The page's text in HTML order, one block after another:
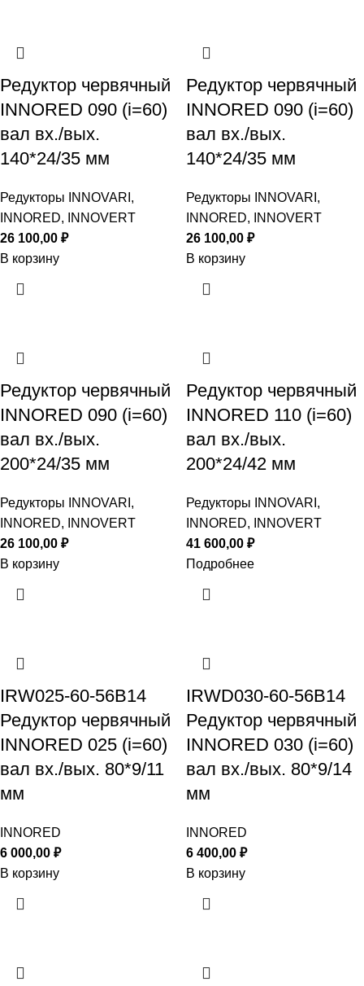
Редуктор червячный
INNORED 090 (i=60)
вал вх./вых.
140*24/35 мм
Редукторы INNOVARI,
INNORED, INNOVERT
26 100,00 ₽
В корзину
Редуктор червячный
INNORED 090 (i=60)
вал вх./вых.
140*24/35 мм
Редукторы INNOVARI,
INNORED, INNOVERT
26 100,00 ₽
В корзину
Редуктор червячный
INNORED 090 (i=60)
вал вх./вых.
200*24/35 мм
Редукторы INNOVARI,
INNORED, INNOVERT
26 100,00 ₽
В корзину
Редуктор червячный
INNORED 110 (i=60)
вал вх./вых.
200*24/42 мм
Редукторы INNOVARI,
INNORED, INNOVERT
41 600,00 ₽
Подробнее
IRW025-60-56B14
Редуктор червячный
INNORED 025 (i=60)
вал вх./вых. 80*9/11
мм
INNORED
6 000,00 ₽
В корзину
IRWD030-60-56B14
Редуктор червячный
INNORED 030 (i=60)
вал вх./вых. 80*9/14
мм
INNORED
6 400,00 ₽
В корзину